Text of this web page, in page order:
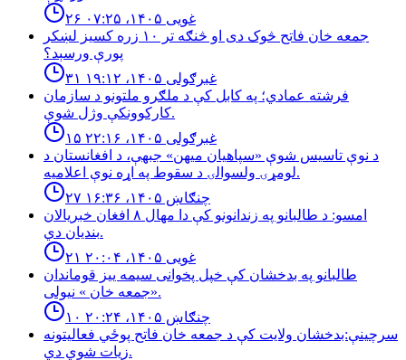
۲۶ غویی ۱۴۰۵، ۰۷:۲۵
جمعه خان فاتح څوک دی او څنګه تر ۱۰ زره کسیز لښکر
پورې ورسېد؟
۳۱ غبرګولی ۱۴۰۵، ۱۹:۱۲
فرشته عمادي؛ په کابل کې د ملګرو ملتونو د سازمان
کارکوونکې وژل شوې.
۱۵ غبرګولی ۱۴۰۵، ۲۲:۱۶
د نوې تاسیس شوې «سپاهیان میهن» جبهې، د افغانستان د
لومړۍ ولسوالۍ د سقوط په اړه نوې اعلامیه.
۲۷ چنګاښ ۱۴۰۵، ۱۶:۳۶
امسو: د طالبانو په زندانونو كې دا مهال ٨ افغان خبريالان
بنديان دي.
۲۱ غویی ۱۴۰۵، ۲۰:۰۴
طالبانو په بدخشان كې خپل پخوانى سيمه ييز قوماندان
«جمعه خان » نيولى.
۱۰ چنګاښ ۱۴۰۵، ۲۰:۲۴
سرچینې:بدخشان ولایت کې د جمعه خان فاتح پوځي فعالیتونه
زیات شوي دي.